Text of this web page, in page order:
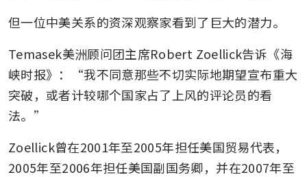
但一位中美关系的资深观察家看到了巨大的潜力。
Temasek美洲顾问团主席Robert Zoellick告诉《海
峡时报》：“我不同意那些不切实际地期望宣布重大
突破，或者计较哪个国家占了上风的评论员的看
法。”
Zoellick曾在2001年至2005年担任美国贸易代表，
2005年至2006年担任美国副国务卿，并在2007年至